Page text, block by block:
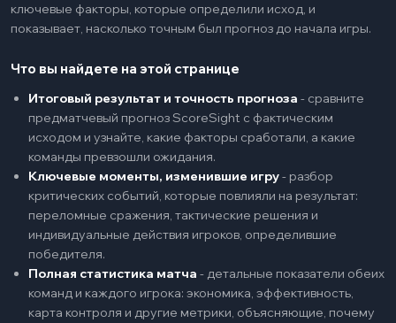
ключевые факторы, которые определили исход, и
показывает, насколько точным был прогноз до начала игры.
Что вы найдете на этой странице
Итоговый результат и точность прогноза - сравните
предматчевый прогноз ScoreSight с фактическим
исходом и узнайте, какие факторы сработали, а какие
команды превзошли ожидания.
Ключевые моменты, изменившие игру- разбор
критических событий, которые повлияли на результат:
переломные сражения, тактические решения и
индивидуальные действия игроков, определившие
победителя.
Полная статистика матча - детальные показатели обеих
команд и каждого игрока: экономика, эффективность,
карта контроля и другие метрики, объясняющие, почему